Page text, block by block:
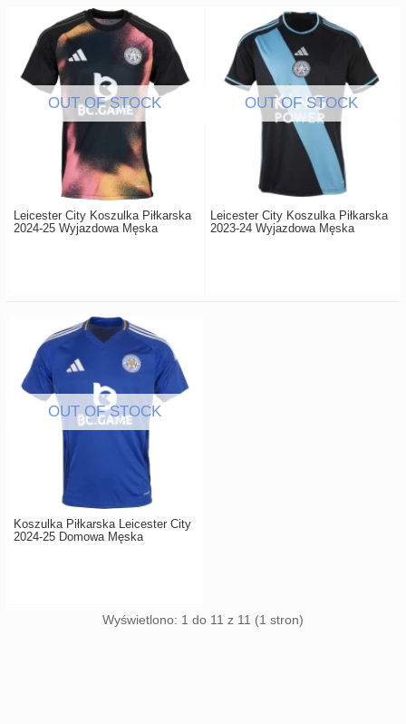
Leicester City Koszulka Piłkarska
2024-25 Wyjazdowa Męska
Leicester City Koszulka Piłkarska
2023-24 Wyjazdowa Męska
Koszulka Piłkarska Leicester City
2024-25 Domowa Męska
Wyświetlono: 1 do 11 z 11 (1 stron)